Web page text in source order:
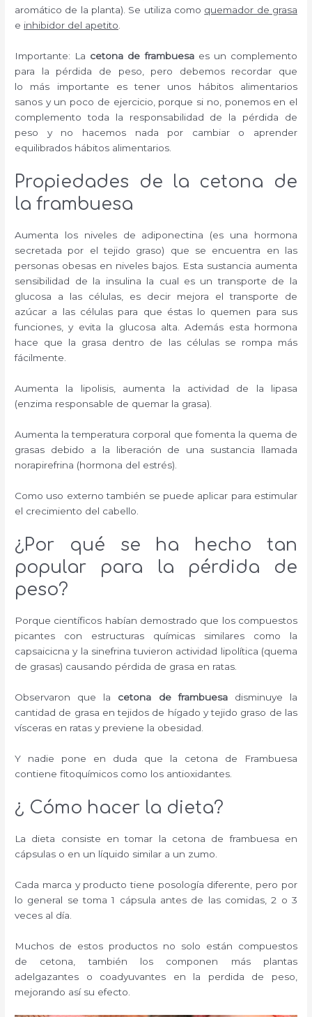
aromático de la planta). Se utiliza como quemador de grasa
e inhibidor del apetito
Importante: La cetona de frambuesaes un complemento
para la pérdida de peso, pero debemos recordar que
lo más importante es tener unos hábitos alimentarios
sanos y un poco de ejercicio, porque si no, ponemos en el
complemento toda la responsabilidad de la pérdida de
peso y no hacemos nada por cambiar o aprender
equilibrados hábitos alimentarios.
Propiedades de la cetona de
la frambuesa
Aumenta los niveles de adiponectina (es una hormona
secretada por el tejido graso) que se encuentra en las
personas obesas en niveles bajos. Esta sustancia aumenta
sensibilidad de la insulina la cual es un transporte de la
glucosa a las células, es decir mejora el transporte de
azúcar a las células para que éstas lo quemen para sus
funciones, y evita la glucosa alta. Además esta hormona
hace que la grasa dentro de las células se rompa más
fácilmente.
Aumenta la lipolisis, aumenta la actividad de la lipasa
(enzima responsable de quemar la grasa).
Aumenta la temperatura corporal que fomenta la quema de
grasas debido a la liberación de una sustancia llamada
norapirefrina (hormona del estrés).
Como uso externo también se puede aplicar para estimular
el crecimiento del cabello.
¿Por qué se ha hecho tan
popular para la pérdida de
peso?
Porque científicos habían demostrado que los compuestos
picantes con estructuras químicas similares como la
capsaicicna y la sinefrina tuvieron actividad lipolítica (quema
de grasas) causando pérdida de grasa en ratas.
Observaron que la cetona de frambuesadisminuye la
cantidad de grasa en tejidos de hígado y tejido graso de las
vísceras en ratas y previene la obesidad.
Y nadie pone en duda que la cetona de Frambuesa
contiene fitoquímicos como los antioxidantes.
¿ Cómo hacer la dieta?
La dieta consiste en tomar la cetona de frambuesa en
cápsulas o en un líquido similar a un zumo.
Cada marca y producto tiene posología diferente, pero por
lo general se toma 1 cápsula antes de las comidas, 2 o 3
veces al día.
Muchos de estos productos no solo están compuestos
de cetona, también los componen más plantas
adelgazantes o coadyuvantes en la perdida de peso,
mejorando así su efecto.